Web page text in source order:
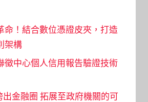
命！結合數位憑證皮夾，打造
架構
徵中心個人信用報告驗證技術
出金融圈 拓展至政府機關的可